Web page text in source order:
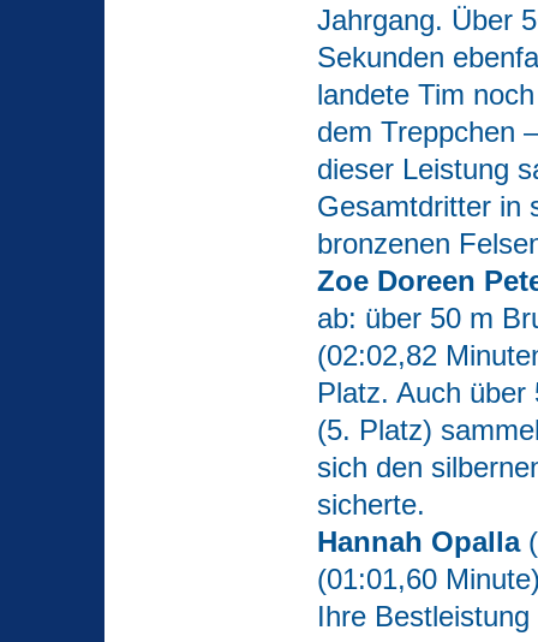
Jahrgang. Über
Sekunden
landete Tim
dem Treppchen
dieser Leistung
Gesamtdritter in
bronzenen
Zoe Doreen
ab: über 50 m
(02:02,82
Platz. Auch
(5. Platz)
sich den
sicherte.
Hannah Opalla
(01:01,60
Ihre